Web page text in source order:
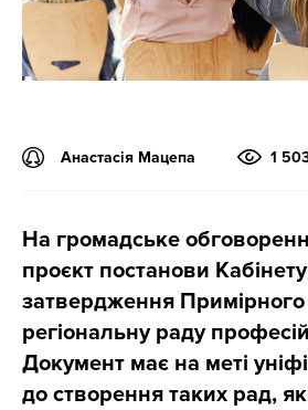
Анастасія Мацепа 1
На громадське
проєкт постанови
затвердження
регіональну раду
Документ має на меті
до створення таких рад,